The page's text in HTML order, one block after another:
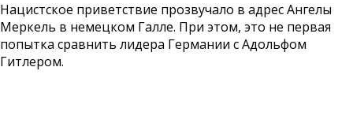
Нацистское приветствие прозвучало в адрес Ангелы
Меркель в немецком Галле. При этом, это не первая
попытка сравнить лидера Германии с Адольфом
Гитлером.